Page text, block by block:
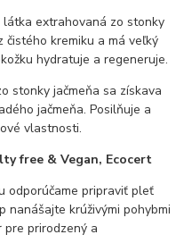
látka extrahovaná zo stonky
čistého kremiku a má veľký
hydratuje a regeneruje.
stonky jačmeňa sa získava
jačmeňa. Posilňuje a
vlastnosti.
free & Vegan, Ecocert
odporúčame pripraviť pleť
nanášajte krúživými pohybmi
pre prirodzený a